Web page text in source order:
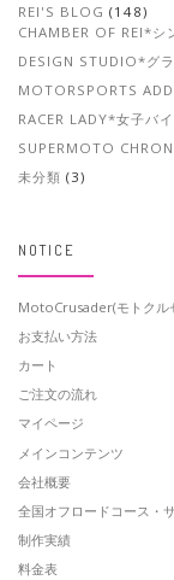
REI'S BLOG (148)
CHAMBER OF REI*シ
DESIGN STUDIO*グ
MOTORSPORTS
RACER LADY*女子バ
SUPERMOTO
未分類 (3)
NOTICE
MotoCrusader(モトクル
お支払い方法
カート
ご注文の流れ
マイページ
メインコンテンツ
会社概要
全国オフロードコース・
制作実績
料金表